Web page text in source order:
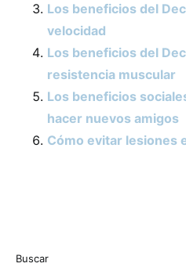
Los beneficios del
velocidad
Los beneficios del
resistencia muscular
Los beneficios
hacer nuevos amigos
Cómo evitar lesiones
Buscar